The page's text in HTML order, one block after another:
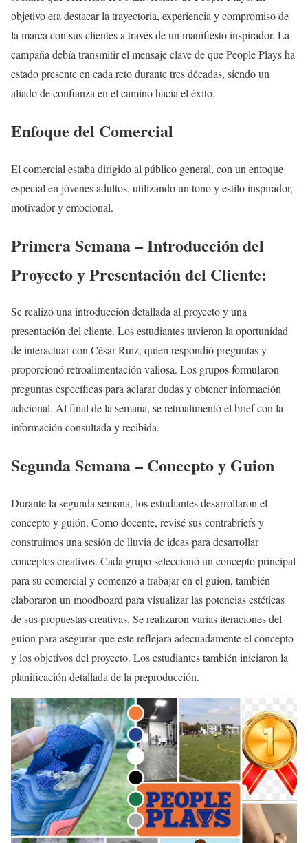
objetivo era destacar la trayectoria, experiencia y compromiso de
la marca con sus clientes a través de un manifiesto inspirador. La
campaña debía transmitir el mensaje clave de que People Plays ha
estado presente en cada reto durante tres décadas, siendo un
aliado de confianza en el camino hacia el éxito.
Enfoque del Comercial
El comercial estaba dirigido al público general, con un enfoque
especial en jóvenes adultos, utilizando un tono y estilo inspirador,
motivador y emocional.
Primera Semana – Introducción del
Proyecto y Presentación del Cliente:
Se realizó una introducción detallada al proyecto y una
presentación del cliente. Los estudiantes tuvieron la oportunidad
de interactuar con César Ruiz, quien respondió preguntas y
proporcionó retroalimentación valiosa. Los grupos formularon
preguntas específicas para aclarar dudas y obtener información
adicional. Al final de la semana, se retroalimentó el brief con la
información consultada y recibida.
Segunda Semana – Concepto y Guion
Durante la segunda semana, los estudiantes desarrollaron el
concepto y guión. Como docente, revisé sus contrabriefs y
construimos una sesión de lluvia de ideas para desarrollar
conceptos creativos. Cada grupo seleccionó un concepto principal
para su comercial y comenzó a trabajar en el guion, también
elaboraron un moodboard para visualizar las potencias estéticas
de sus propuestas creativas. Se realizaron varias iteraciones del
guion para asegurar que este reflejara adecuadamente el concepto
y los objetivos del proyecto. Los estudiantes también iniciaron la
planificación detallada de la preproducción.